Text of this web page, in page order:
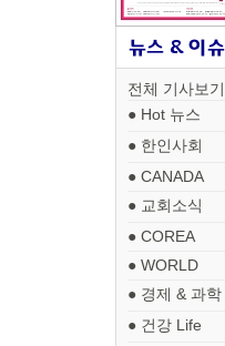
전체 기사보기
● Hot 뉴스
● 한인사회
● CANADA
● 교회소식
● COREA
● WORLD
● 경제 & 과학
● 건강 Life